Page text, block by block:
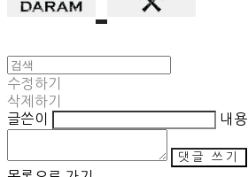
수정하기
삭제하기
글쓴이
내용
댓글 쓰기